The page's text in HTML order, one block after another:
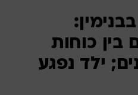
בין כוחות
ילד נפגע